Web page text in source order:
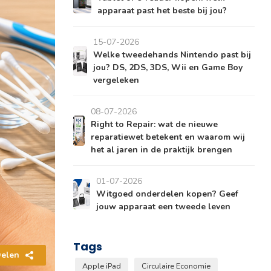
apparaat past het beste bij jou?
15-07-2026
Welke tweedehands Nintendo past bij
jou? DS, 2DS, 3DS, Wii en Game Boy
vergeleken
08-07-2026
Right to Repair: wat de nieuwe
reparatiewet betekent en waarom wij
het al jaren in de praktijk brengen
01-07-2026
Witgoed onderdelen kopen? Geef
jouw apparaat een tweede leven
Tags
Apple iPad Circulaire Economie